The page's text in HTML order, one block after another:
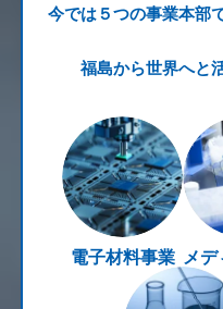
今では５つの事業本部
福島から世界へと
電子材料事業 メ